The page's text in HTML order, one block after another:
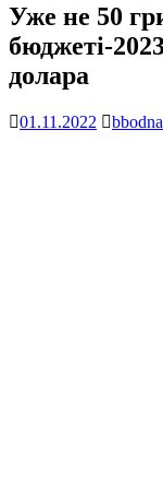
Уже не 50
бюджеті-
долара
01.11.2022